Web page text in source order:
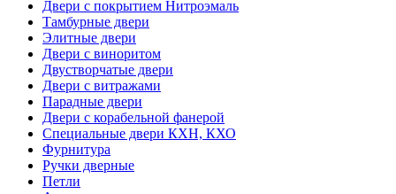
Двери с покрытием Нитроэмаль
Тамбурные двери
Элитные двери
Двери с виноритом
Двустворчатые двери
Двери с витражами
Парадные двери
Двери с корабельной фанерой
Специальные двери КХН, КХО
Фурнитура
Ручки дверные
Петли